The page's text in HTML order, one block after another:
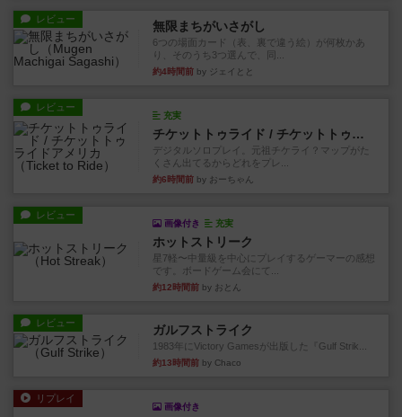
レビュー 無限まちがいさがし
6つの場面カード（表、裏で違う絵）が何枚かあ
り、そのうち3つ選んで、同...
約4時間前 by ジェイとと
レビュー
充実
チケットトゥライド / チケットトゥライドアメリカ
デジタルソロプレイ。元祖チケライ？マップがた
くさん出てるからどれをプレ...
約6時間前 by おーちゃん
レビュー
画像付き 充実
ホットストリーク
星7軽〜中量級を中心にプレイするゲーマーの感想
です。ボードゲーム会にて...
約12時間前 by おとん
レビュー ガルフストライク
1983年にVictory Gamesが出版した『Gulf Strik...
約13時間前 by Chaco
リプレイ
画像付き